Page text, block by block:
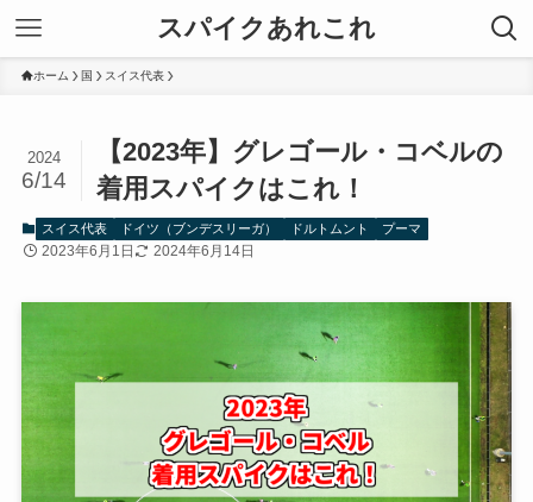
スパイクあれこれ
ホーム 国 スイス代表
【2023年】グレゴール・コベルの
着用スパイクはこれ！
2024
6/14
スイス代表 ドイツ（ブンデスリーガ） ドルトムント プーマ
2023年6月1日 2024年6月14日